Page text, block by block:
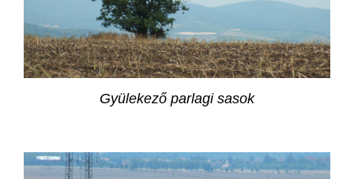
Gyülekező parlagi sasok